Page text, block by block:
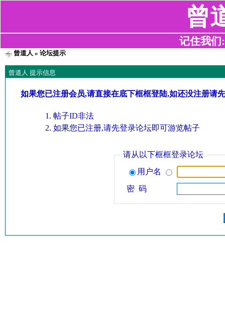
曾
记住我们
曾道人 » 论坛提示
曾道人 提示信息
如果您已注册会员,请直接在底下框框登陆,如还没注册请
帖子ID非法
如果您已注册,请先登录论坛即可游览帖子
请从以下框框登录论坛
用户名
密 码